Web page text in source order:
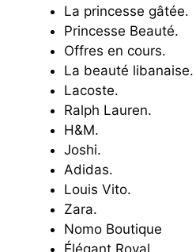
La princesse gâtée.
Princesse Beauté.
Offres en cours.
La beauté libanaise.
Lacoste.
Ralph Lauren.
H&M.
Joshi.
Adidas.
Louis Vito.
Zara.
Nomo Boutique
Élégant Royal